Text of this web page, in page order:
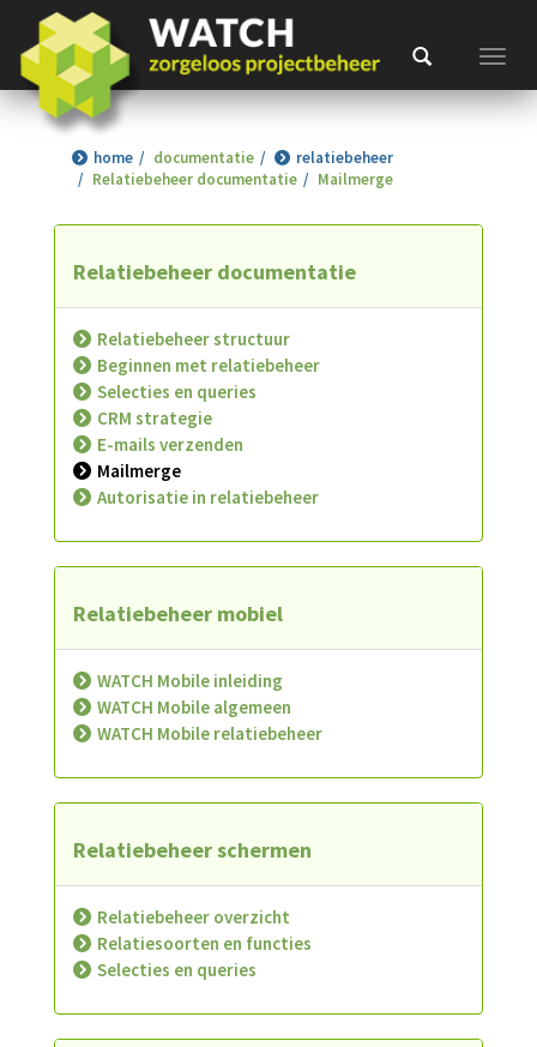
home documentatie
relatiebeheer
Relatiebeheer documentatie
Mailmerge
Relatiebeheer documentatie
Relatiebeheer structuur
Beginnen met relatiebeheer
Selecties en queries
CRM strategie
E-mails verzenden
Mailmerge
Autorisatie in relatiebeheer
Relatiebeheer mobiel
WATCH Mobile inleiding
WATCH Mobile algemeen
WATCH Mobile relatiebeheer
Relatiebeheer schermen
Relatiebeheer overzicht
Relatiesoorten en functies
Selecties en queries